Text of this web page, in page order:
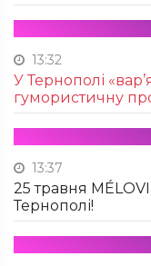
13:32
У Тернополі
гумористичну
13:37
25 травня
Тернополі!